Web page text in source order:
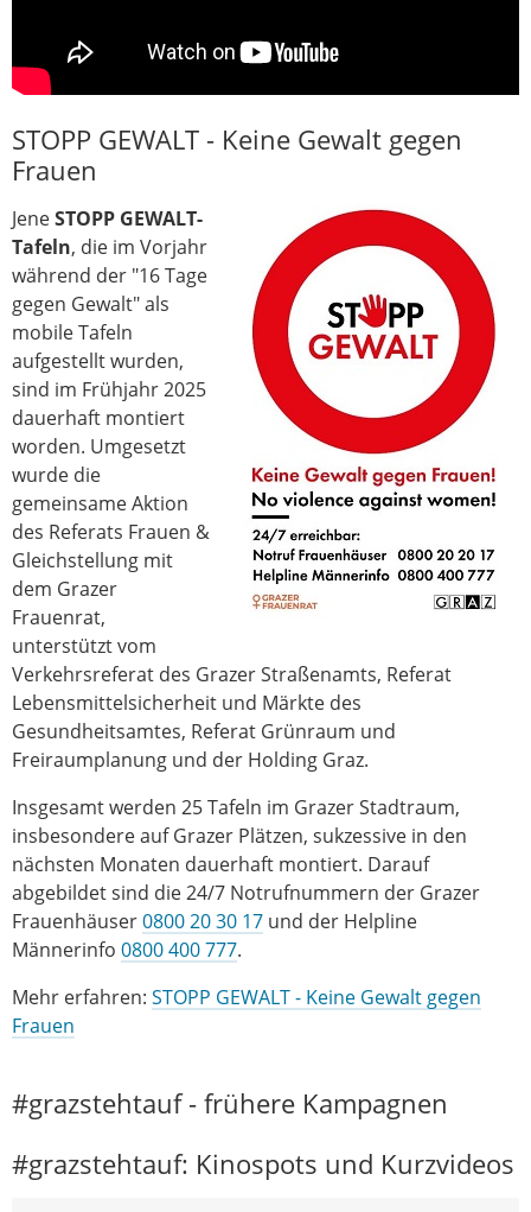
STOPP GEWALT - Keine Gewalt gegen
Frauen
JeneSTOPP GEWALT-
Tafeln, die im Vorjahr
während der "16 Tage
gegen Gewalt" als
mobile Tafeln
aufgestellt wurden,
sind im Frühjahr 2025
dauerhaft montiert
worden. Umgesetzt
wurde die
gemeinsame Aktion
des Referats Frauen &
Gleichstellung mit
dem Grazer
Frauenrat,
unterstützt vom
Verkehrsreferat des Grazer Straßenamts, Referat
Lebensmittelsicherheit und Märkte des
Gesundheitsamtes, Referat Grünraum und
Freiraumplanung und der Holding Graz.
Insgesamt werden 25 Tafeln im Grazer Stadtraum,
insbesondere auf Grazer Plätzen, sukzessive in den
nächsten Monaten dauerhaft montiert. Darauf
abgebildet sind die 24/7 Notrufnummern der Grazer
Frauenhäuser0800 20 30 17 und der Helpline
Männerinfo 0800 400 777.
Mehr erfahren: STOPP GEWALT - Keine Gewalt gegen
Frauen
#grazstehtauf - frühere Kampagnen
#grazstehtauf: Kinospots und Kurzvideos